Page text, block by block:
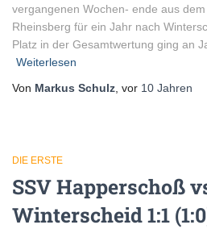
vergangenen Wochen- ende aus
Rheinsberg für ein Jahr nach
Platz in der Gesamtwertung ging an
Weiterlesen
Von Markus Schulz , vor 10 Jahren
DIE ERSTE
SSV Happerschoß
Winterscheid 1:1